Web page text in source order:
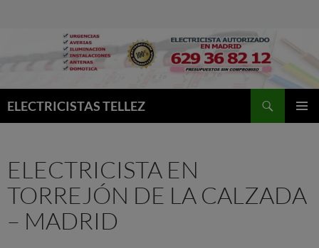
ELECTRICISTAS TELLEZ
ELECTRICISTA EN
TORREJÓN DE LA CALZADA
– MADRID